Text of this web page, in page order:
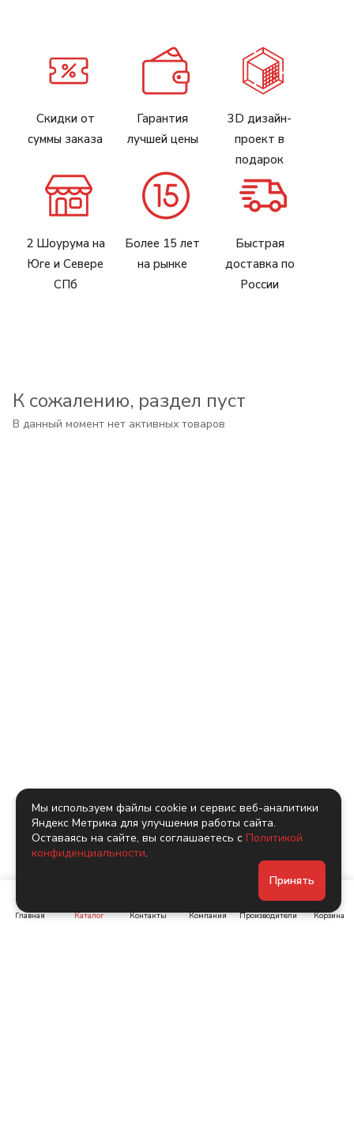
Скидки от
суммы заказа
Гарантия
лучшей цены
3D дизайн-
проект в
подарок
2 Шоурума на
Юге и Севере
СПб
Более 15 лет
на рынке
Быстрая
доставка по
России
К сожалению, раздел пуст
В данный момент нет активных товаров
Главная Каталог Контакты Компания Производители Корзина
Мы используем файлы cookie и сервис веб-аналитики
Яндекс Метрика для улучшения работы сайта.
Оставаясь на сайте, вы соглашаетесь с Политикой
конфиденциальности.
Принять